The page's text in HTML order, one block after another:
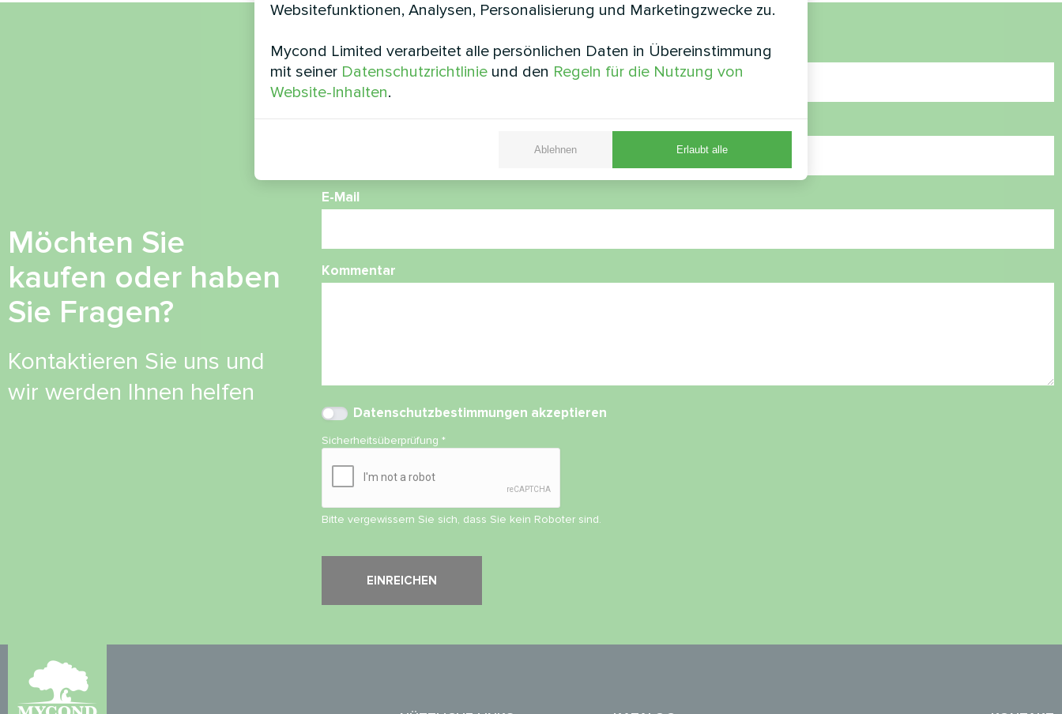
Möchten Sie
kaufen oder haben
Sie Fragen?
Kontaktieren Sie uns und
wir werden Ihnen helfen
Name
E-Mail
Kommentar
Datenschutzbestimmungen akzeptieren
Sicherheitsüberprüfung*
Bitte vergewissern Sie sich, dass Sie kein Roboter sind.
Websitefunktionen, Analysen, Personalisierung und Marketingzwecke zu.
Mycond Limited verarbeitet alle persönlichen Daten in Übereinstimmung
mit seiner Datenschutzrichtlinie und den Regeln für die Nutzung von
Website-Inhalten.
Ablehnen Erlaubt alle